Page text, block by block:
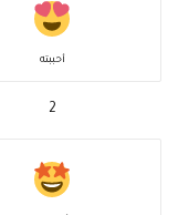
أحببته
2